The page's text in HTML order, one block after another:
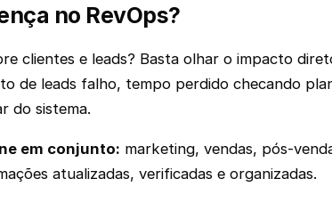
no RevOps?
clientes e leads? Basta olhar o impacto
de leads falho, tempo perdido checando
do sistema.
em conjunto: marketing, vendas, pós-
atualizadas, verificadas e organizadas.